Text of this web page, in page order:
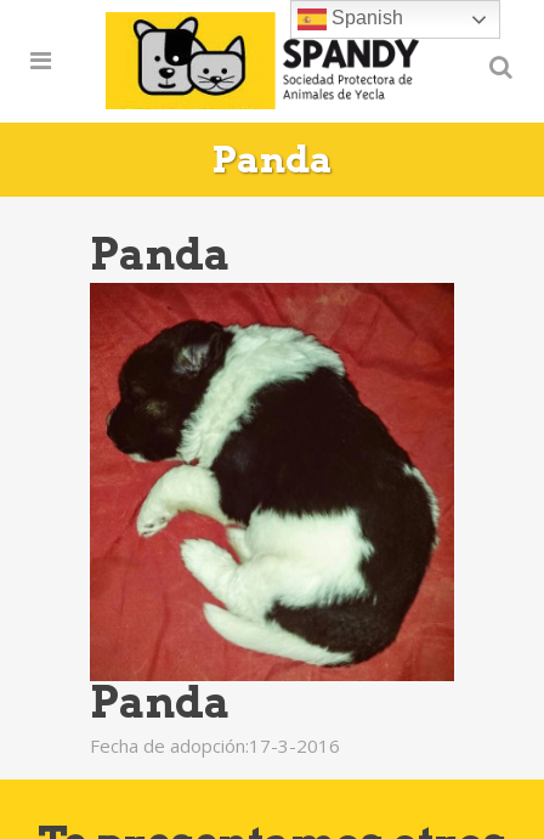
Panda
Panda
Panda
Fecha de adopción:17-3-2016
Spanish